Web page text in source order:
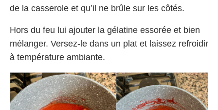
de la casserole et qu’il ne brûle sur les côtés.
Hors du feu lui ajouter la gélatine essorée et bien
mélanger. Versez-le dans un plat et laissez refroidir
à température ambiante.